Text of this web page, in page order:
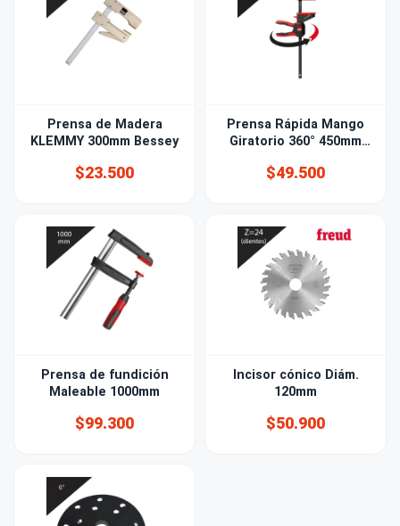
Prensa de Madera
KLEMMY 300mm Bessey
$23.500
Prensa Rápida Mango
Giratorio 360° 450mm
$49.500
Prensa de fundición
Maleable 1000mm
$99.300
Incisor cónico Diám.
120mm
$50.900